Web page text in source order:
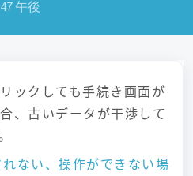
午後
ックしても手続き画面が
、古いデータが干渉して
ない、操作ができない場